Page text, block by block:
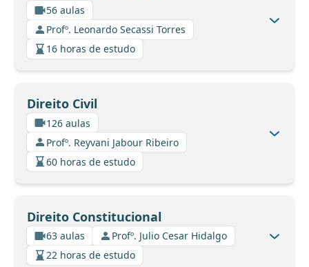
56 aulas
Profº. Leonardo Secassi Torres
16 horas de estudo
Direito Civil
126 aulas
Profº. Reyvani Jabour Ribeiro
60 horas de estudo
Direito Constitucional
63 aulas
Profº. Julio Cesar Hidalgo
22 horas de estudo